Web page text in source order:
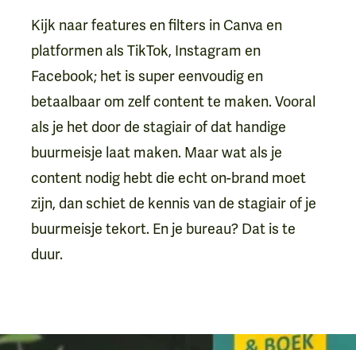
Kijk naar features en filters in Canva en
platformen als TikTok, Instagram en
Facebook; het is super eenvoudig en
betaalbaar om zelf content te maken. Vooral
als je het door de stagiair of dat handige
buurmeisje laat maken. Maar wat als je
content nodig hebt die echt on-brand moet
zijn, dan schiet de kennis van de stagiair of je
buurmeisje tekort. En je bureau? Dat is te
duur.